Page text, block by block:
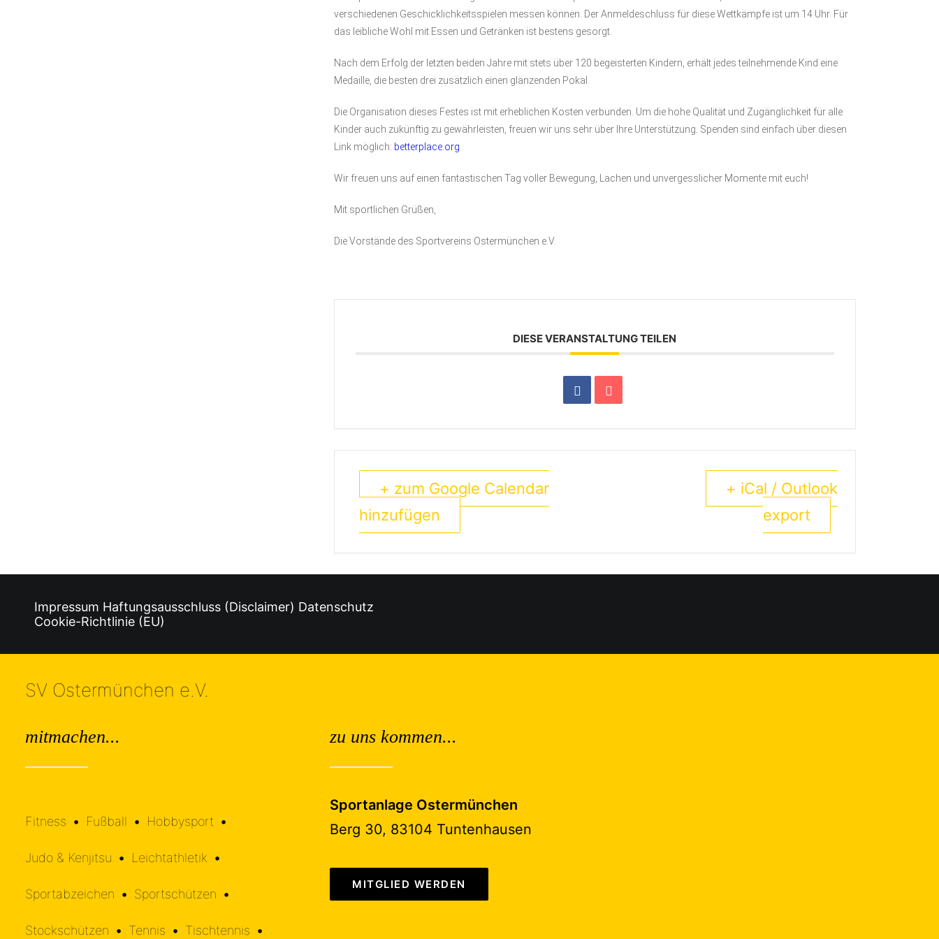
verschiedenen Geschicklichkeitsspielen messen können. Der Anmeldeschluss für diese Wettkämpfe ist um 14 Uhr. Für
das leibliche Wohl mit Essen und Getränken ist bestens gesorgt.
Nach dem Erfolg der letzten beiden Jahre mit stets über 120 begeisterten Kindern, erhält jedes teilnehmende Kind eine
Medaille, die besten drei zusätzlich einen glänzenden Pokal.
Die Organisation dieses Festes ist mit erheblichen Kosten verbunden. Um die hohe Qualität und Zugänglichkeit für alle
Kinder auch zukünftig zu gewährleisten, freuen wir uns sehr über Ihre Unterstützung. Spenden sind einfach über diesen
Link möglich: betterplace.org
Wir freuen uns auf einen fantastischen Tag voller Bewegung, Lachen und unvergesslicher Momente mit euch!
Mit sportlichen Grüßen,
Die Vorstände des Sportvereins Ostermünchen e.V.
DIESE VERANSTALTUNG TEILEN
+ zum Google Calendar
hinzufügen
+ iCal / Outlook
export
Impressum Haftungsausschluss (Disclaimer) Datenschutz
Cookie-Richtlinie (EU)
SV Ostermünchen e.V.
mitmachen...
Fitness • •
Fußball • •
Hobbysport •
•
Judo & Kenjitsu • •Leichtathletik •
•
Sportabzeichen • •
Sportschützen •
•
Stockschützen • •
Tennis • •
Tischtennis •
zu uns kommen...
Sportanlage Ostermünchen
Berg 30, 83104 Tuntenhausen
MITGLIED WERDEN